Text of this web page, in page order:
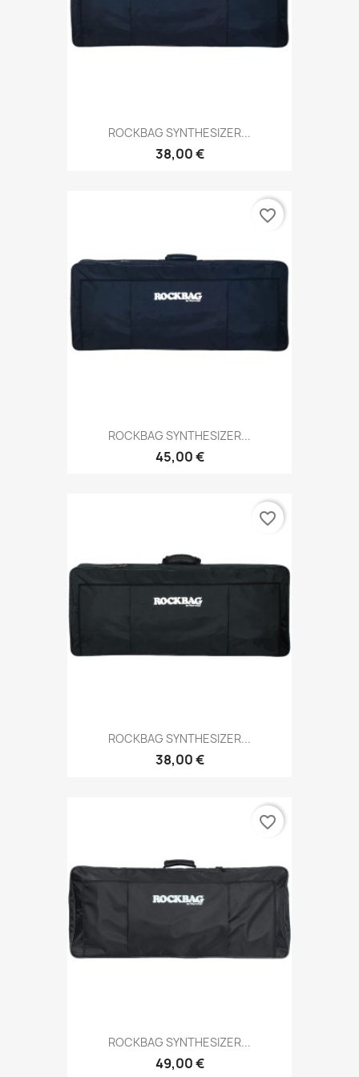
ROCKBAG SYNTHESIZER...
38,00 €
ROCKBAG SYNTHESIZER...
45,00 €
favorite_border
ROCKBAG SYNTHESIZER...
38,00 €
favorite_border
ROCKBAG SYNTHESIZER...
49,00 €
favorite_border